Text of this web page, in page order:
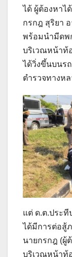
ได้ ผู้ต้องหาไ
กรกฎ สุริยา อ
พร้อมนำมีดพ
บริเวณหน้าท้
ได้วิ่งขึ้นบนร
ตำรวจทางห
แต่ ด.ต.ประที
ได้มีการต่อสู้
นายกรกฎ (ผู้
บริเวณหน้าท้